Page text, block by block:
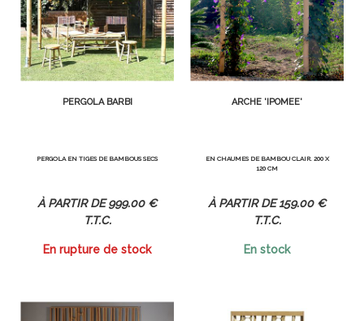
PERGOLA BARBI
PERGOLA EN TIGES DE BAMBOUS SECS
999.00 €
T.T.C.
En rupture de stock
ARCHE 'IPOMÉE'
EN CHAUMES DE BAMBOU CLAIR. 200 X
120 CM
159.00 €
T.T.C.
En stock